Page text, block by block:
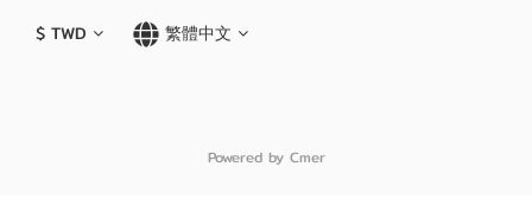
$ TWD 繁體中文
Powered by Cmer